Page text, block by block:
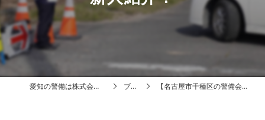
愛知の警備は株式会社アイアール ブログ 【名古屋市千種区の警備会社】新人紹介！